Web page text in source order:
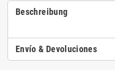
Beschreibung
Envío & Devoluciones